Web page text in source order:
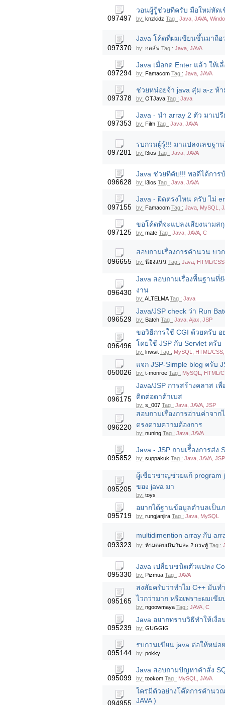
097497
วอนผู้รู้ช่วยทีครับ มือใหม่หัด
by: knzkidz Tag : Java, JAVA,
097370
Java โค้ดที่ผมเขียนขึ้นมาถือ
by: กอล์ฟ Tag : Java, JAVA
097294
Java เมื่อกด Enter แล้ว ให้เ
by: Famacom Tag : Java, JAVA
097378
ช่วยหน่อยจ้า java สุ่ม a-z ห้
by: OTJava Tag : Java
097353
Java - นำ array 2 ตัว มาเป
by: Film Tag : Java, JAVA
097281
รบกวนผู้รู้!!! มาแปลงเลขฐา
by: l3ios Tag : Java, JAVA
096628
Java ช่วยทีคับ!!! พอดีได้การ
by: l3ios Tag : Java, JAVA
097155
Java - ผิดตรงไหน ครับ ไม่
by: Famacom Tag : Java, MySQL,
097125
ขอโค้ดที่จะแปลงเสียงนามส
by: mate Tag : Java, JAVA, C
096655
สอบถามเรื่องการคำนวน บว
by: น้องแนน Tag : Java, HTML/
096430
Java สอบถามเรื่องพื้นฐานที่ยั
งาน
by: ALTELMA Tag : Java
096529
Java/JSP check ว่า Run
by: Batch Tag : Java, Ajax, JSP
096496
ขอวิธีการใช้ CGI ด้วยครับ
โดยใช้ JSP กับ Servlet ครับ
by: lnwsit Tag : MySQL, HTML/
050026
แจก JSP-Simple blog ครับ
by: t-monroe Tag : MySQL, HTML/
096175
Java/JSP การสร้างคลาส เ
ติดต่อดาต้าเบส
by: s_007 Tag : Java, JAVA, JSP
096220
สอบถามเรื่องการอ่านค่าจา
ตรงตามความต้องการ
by: nuning Tag : Java, JAVA
095852
Java - JSP ถามเรืื่องการส่ง
by: suppakuk Tag : Java, JAVA, JSP
095205
ผู้เชี่ยวชาญช่วยแก้
ของ java มา
by: toys
095719
อยากได้ฐานข้อมูลตำบลเป็น
by: rungjanjira Tag : Java, MySQL
093323
multidimention array กับ
by: ห้ามตอบเกินวันละ 2 กระทู้ Tag :
095330
Java เปลี่ยนชนิดตัวแปลง
by: Pizmua Tag : JAVA
095165
สงสัยครับว่าทำไม C++ มันท
ไวกว่ามาก หรือเพราะผมเขี
by: ngoowmaya Tag : JAVA, C
095239
Java อยากทราบวิธีทำให้เงื่
by: GUGGIG
095144
รบกวนเขียน java ต่อให้หน่อ
by: pokky
095099
Java สอบถามปัญหาคำสั่ง
by: tookom Tag : MySQL, JAVA
094955
ใครมีตัวอย่างโค๊ดการคำนว
JAVA )